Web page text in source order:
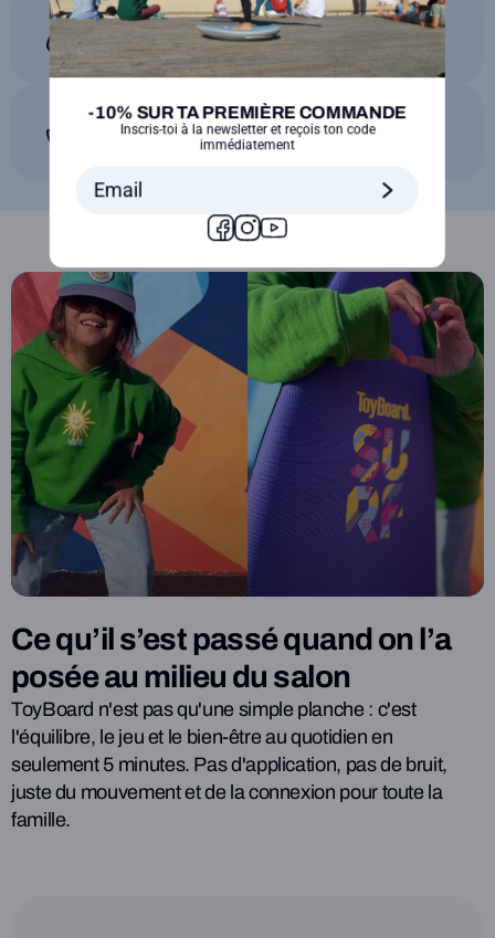
Pour tous les niveaux
Rééducation, sport, yoga, pilates
Ce qu’il s’est passé quand on l’a
posée au milieu du salon
ToyBoard n'est pas qu'une simple planche : c'est
l'équilibre, le jeu et le bien-être au quotidien en
seulement 5 minutes. Pas d'application, pas de bruit,
juste du mouvement et de la connexion pour toute la
famille.
-10% SUR TA PREMIÈRE COMMANDE
Inscris-toi à la newsletter et reçois ton code
immédiatement